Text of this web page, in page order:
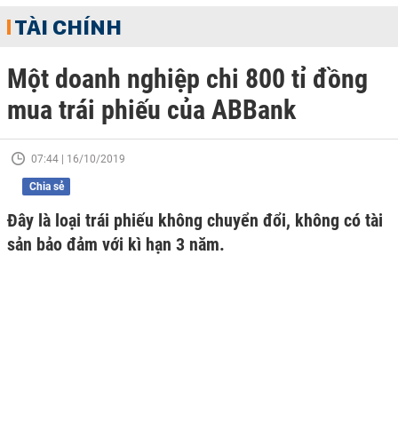
TÀI CHÍNH
Một doanh nghiệp chi 800 tỉ đồng
mua trái phiếu của ABBank
07:44 | 16/10/2019
Chia sẻ
Đây là loại trái phiếu không chuyển đổi, không có tài
sản bảo đảm với kì hạn 3 năm.